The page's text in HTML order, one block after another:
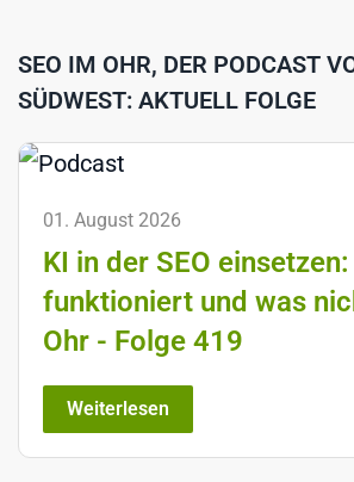
SEO IM OHR, DER PODCAST
SÜDWEST: AKTUELL FOLGE
01. August 2026
KI in der SEO
funktioniert und was
Ohr - Folge 419
Weiterlesen